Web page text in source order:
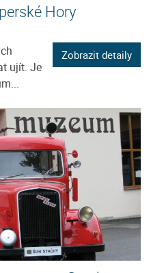
Hory
ujít. Je
Zobrazit detaily